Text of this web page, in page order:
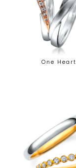
One Heart